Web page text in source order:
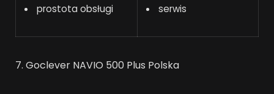
prostota obsługi
serwis
7. Goclever NAVIO 500 Plus Polska